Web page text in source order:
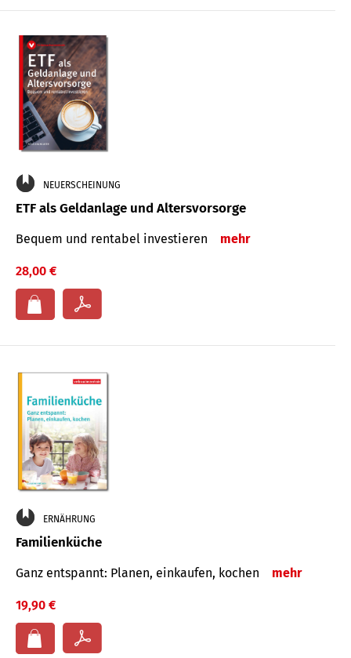
NEUERSCHEINUNG
ETF als Geldanlage und Altersvorsorge
Bequem und rentabel investieren mehr
28,00 €
ERNÄHRUNG
Familienküche
Ganz entspannt: Planen, einkaufen, kochen mehr
19,90 €